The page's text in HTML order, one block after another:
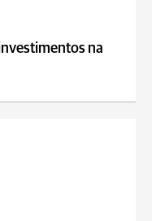
na